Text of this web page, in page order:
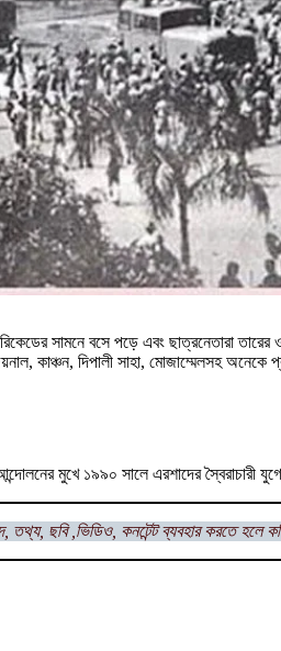
সামনে বসে পড়ে এবং ছাত্রনেতারা
কাঞ্চন, দিপালী সাহা, মোজাম্মেলসহ
মুখে ১৯৯০ সালে এরশাদের স্বৈরাচারী
তথ্য, ছবি ,ভিডিও, কনটেন্ট ব্যবহার করতে হলে